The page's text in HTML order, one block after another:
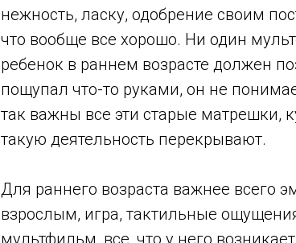
нежность, ласку, одобрение своим
что вообще все хорошо. Ни один
ребенок в раннем возрасте должен
пощупал что-то руками, он не
так важны все эти старые матрешки,
такую деятельность перекрывают.
Для раннего возраста важнее всего
взрослым, игра, тактильные
мультфильм, все, что у него